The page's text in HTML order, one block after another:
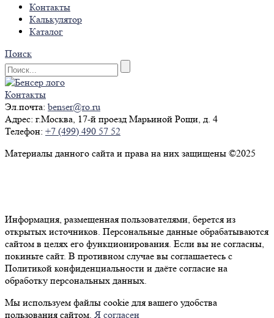
Контакты
Калькулятор
Каталог
Поиск
Контакты
Эл.почта: benser@ro.ru
Адрес: г.Москва, 17-й проезд Марьиной Рощи, д. 4
Телефон: +7 (499) 490 57 52
Материалы данного сайта и права на них защищены ©2025
Информация, размещенная пользователями, берется из
открытых источников. Персональные данные обрабатываются
сайтом в целях его функционирования. Если вы не согласны,
покиньте сайт. В противном случае вы соглашаетесь с
Политикой конфиденциальности и даёте согласие на
обработку персональных данных.
Мы используем файлы cookie для вашего удобства
пользования сайтом.Я согласен